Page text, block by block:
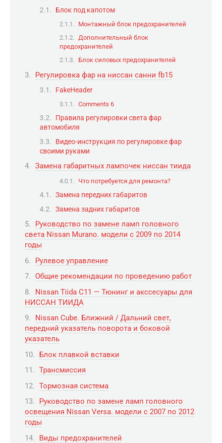
Блок под капотом
Монтажный блок предохранителей
Дополнительный блок
предохранителей
Блок силовых предохранителей
Регулировка фар на ниссан санни fb15
FakeHeader
Comments 6
Правила регулировки света фар
автомобиля
Видео-инструкция по регулировке фар
своими руками
Замена габаритных лампочек ниссан тиида
Что потребуется для ремонта?
Замена передних габаритов
Замена задних габаритов
Руководство по замене ламп головного
света Nissan Murano. модели с 2009 по 2014
годы
Рулевое управление
Общие рекомендации по проведению работ
Nissan Tiida C11 — Тюнинг и акссесуары для
НИССАН ТИИДА
Nissan Cube. Ближний / Дальний свет,
передний указатель поворота и боковой
указатель
Блок плавкой вставки
Трансмиссия
Тормозная система
Руководство по замене ламп головного
освещения Nissan Versa. модели с 2007 по 2012
годы
Виды предохранителей